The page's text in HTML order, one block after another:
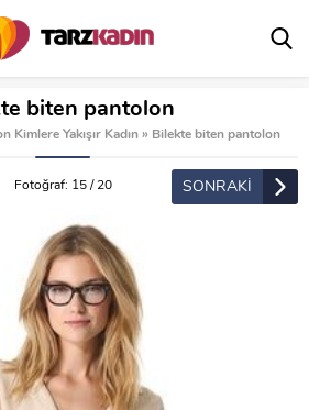
biten pantolon
Kimlere Yakışır Kadın » Bilekte biten pantolon
Fotoğraf: 15 / 20 SONRAKİ